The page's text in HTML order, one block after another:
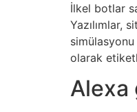
İlkel botlar
Yazılımlar,
olarak
Alexa